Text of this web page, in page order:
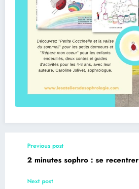
Previous post
2 minutes sophro : se recentrer
Next post